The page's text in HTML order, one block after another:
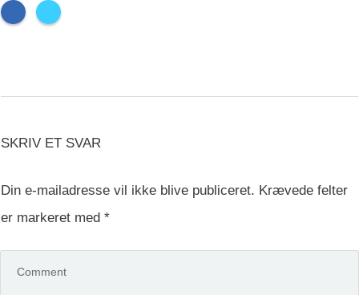
SKRIV ET SVAR
Din e-mailadresse vil ikke blive publiceret. Krævede felter
er markeret med *